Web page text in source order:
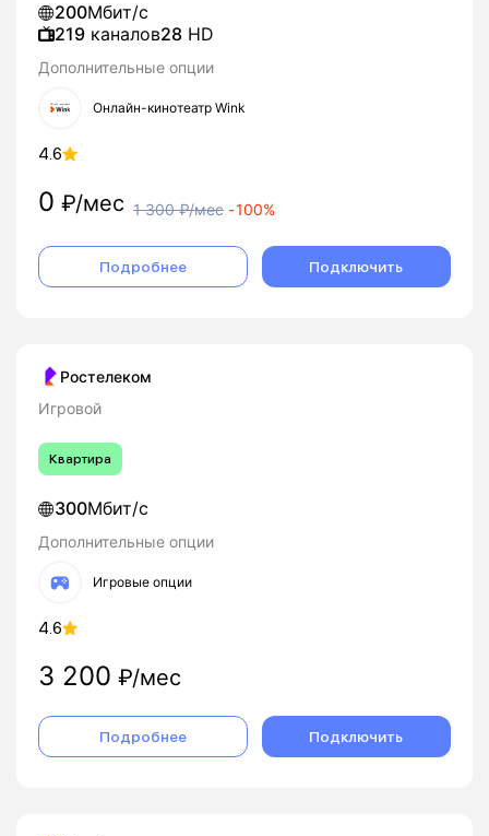
200Мбит/с
219 каналов28 HD
Дополнительные опции
Онлайн-кинотеатр Wink
4.6
0 ₽/мес 1 300₽/мес -100%
Подробнее Подключить
Ростелеком
Игровой
Квартира
300Мбит/с
Дополнительные опции
Игровые опции
4.6
3 200 ₽/мес
Подробнее Подключить